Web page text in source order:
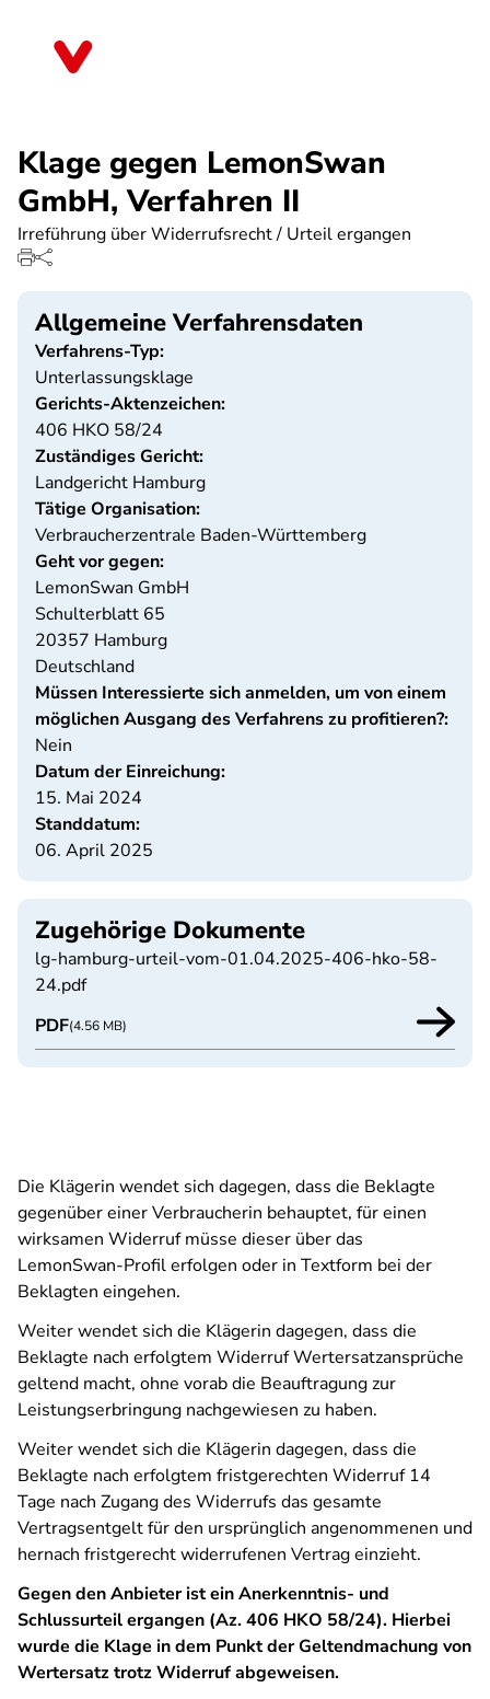
Klage gegen LemonSwan
GmbH, Verfahren II
Irreführung über Widerrufsrecht / Urteil ergangen
Allgemeine Verfahrensdaten
Verfahrens-Typ:
Unterlassungsklage
Gerichts-Aktenzeichen:
406 HKO 58/24
Zuständiges Gericht:
Landgericht Hamburg
Tätige Organisation:
Verbraucherzentrale Baden-Württemberg
Geht vor gegen:
LemonSwan GmbH
Schulterblatt 65
20357 Hamburg
Deutschland
Müssen Interessierte sich anmelden, um von einem
möglichen Ausgang des Verfahrens zu profitieren?:
Nein
Datum der Einreichung:
15. Mai 2024
Standdatum:
06. April 2025
Zugehörige Dokumente
lg-hamburg-urteil-vom-01.04.2025-406-hko-58-
24.pdf
PDF(4.56 MB)
Die Klägerin wendet sich dagegen, dass die Beklagte
gegenüber einer Verbraucherin behauptet, für einen
wirksamen Widerruf müsse dieser über das
LemonSwan-Profil erfolgen oder in Textform bei der
Beklagten eingehen.
Weiter wendet sich die Klägerin dagegen, dass die
Beklagte nach erfolgtem Widerruf Wertersatzansprüche
geltend macht, ohne vorab die Beauftragung zur
Leistungserbringung nachgewiesen zu haben.
Weiter wendet sich die Klägerin dagegen, dass die
Beklagte nach erfolgtem fristgerechten Widerruf 14
Tage nach Zugang des Widerrufs das gesamte
Vertragsentgelt für den ursprünglich angenommenen und
hernach fristgerecht widerrufenen Vertrag einzieht.
Gegen den Anbieter ist ein Anerkenntnis- und
Schlussurteil ergangen (Az. 406 HKO 58/24). Hierbei
wurde die Klage in dem Punkt der Geltendmachung von
Wertersatz trotz Widerruf abgeweisen.